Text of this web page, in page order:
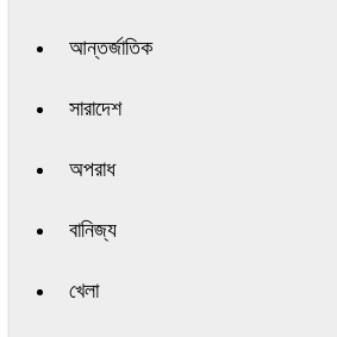
আন্তর্জাতিক
সারাদেশ
অপরাধ
বানিজ্য
খেলা